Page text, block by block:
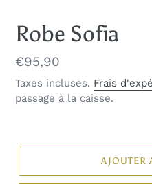
Robe Sofia
Prix
normal
€95,90
Taxes incluses. Frais
passage à la caisse.
AJOUTER